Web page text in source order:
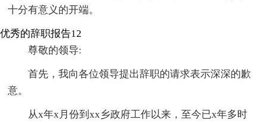
十分有意义的开端。
优秀的辞职报告12
尊敬的领导:
首先，我向各位领导提出辞职的请求表示深深的歉
意。
从x年x月份到xx乡政府工作以来，至今已x年多时